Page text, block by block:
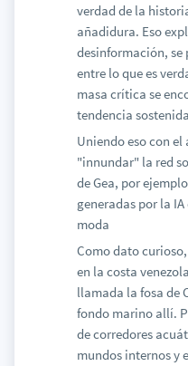
verdad de la
añadidura. Eso
desinformación, se
entre lo que es
masa crítica se
tendencia
Uniendo eso con
"innundar" la red
de Gea, por
generadas por la
moda
Como dato
en la costa
llamada la fosa de
fondo marino allí.
de corredores
mundos internos y